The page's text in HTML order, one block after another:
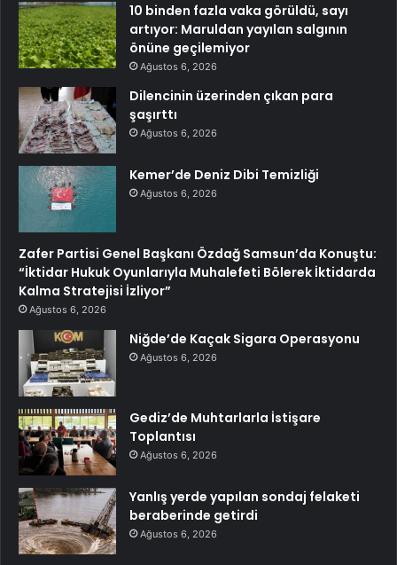
10 binden fazla vaka görüldü, sayı
artıyor: Maruldan yayılan salgının
önüne geçilemiyor
Ağustos 6, 2026
Dilencinin üzerinden çıkan para
şaşırttı
Ağustos 6, 2026
Kemer’de Deniz Dibi Temizliği
Ağustos 6, 2026
Zafer Partisi Genel Başkanı Özdağ Samsun’da Konuştu:
“İktidar Hukuk Oyunlarıyla Muhalefeti Bölerek İktidarda
Kalma Stratejisi İzliyor”
Ağustos 6, 2026
Niğde’de Kaçak Sigara Operasyonu
Ağustos 6, 2026
Gediz’de Muhtarlarla İstişare
Toplantısı
Ağustos 6, 2026
Yanlış yerde yapılan sondaj felaketi
beraberinde getirdi
Ağustos 6, 2026